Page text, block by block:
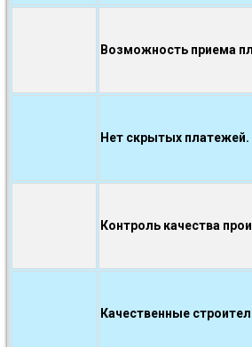
Возможность приема
Нет скрытых платежей.
Контроль качества
Качественные